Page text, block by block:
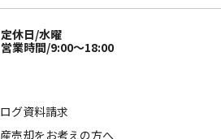
定休日/水曜
営業時間/9:00〜18:00
グ資料請求
売却をお考えの方へ